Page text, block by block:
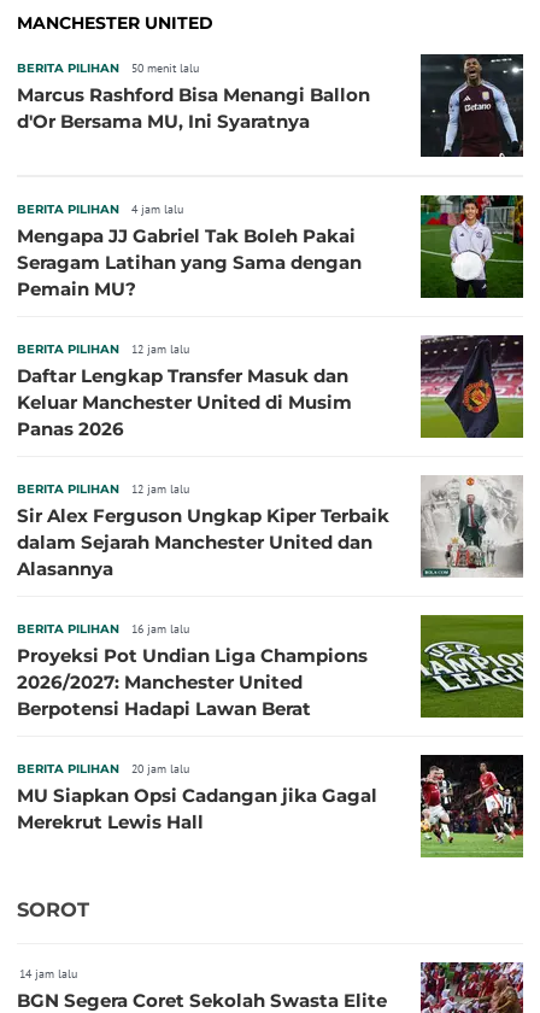
MANCHESTER UNITED
BERITA PILIHAN 50 menit lalu
Marcus Rashford Bisa Menangi Ballon
d'Or Bersama MU, Ini Syaratnya
BERITA PILIHAN 4 jam lalu
Mengapa JJ Gabriel Tak Boleh Pakai
Seragam Latihan yang Sama dengan
Pemain MU?
BERITA PILIHAN 12 jam lalu
Daftar Lengkap Transfer Masuk dan
Keluar Manchester United di Musim
Panas 2026
BERITA PILIHAN 12 jam lalu
Sir Alex Ferguson Ungkap Kiper Terbaik
dalam Sejarah Manchester United dan
Alasannya
BERITA PILIHAN 16 jam lalu
Proyeksi Pot Undian Liga Champions
2026/2027: Manchester United
Berpotensi Hadapi Lawan Berat
BERITA PILIHAN 20 jam lalu
MU Siapkan Opsi Cadangan jika Gagal
Merekrut Lewis Hall
SOROT
14 jam lalu
BGN Segera Coret Sekolah Swasta Elite